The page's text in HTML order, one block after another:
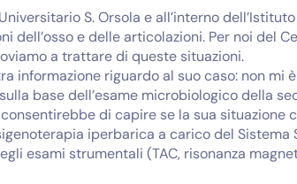
S. Orsola e all’interno
dell’osso e delle articolazioni. Per noi del
a trattare di queste situazioni.
informazione riguardo al suo caso: non
base dell’esame microbiologico della
di capire se la sua situazione
iperbarica a carico del Sistema
esami strumentali (TAC, risonanza